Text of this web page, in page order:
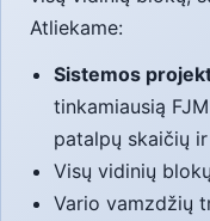
Atliekame:
Sistemos
tinkamiausią
patalpų skaičių
Visų vidinių
Vario vamzdžių